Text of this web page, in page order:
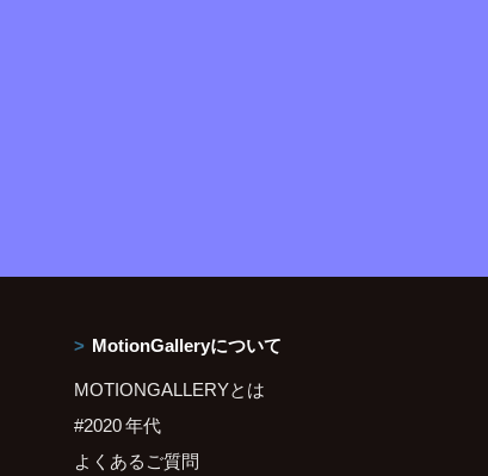
MotionGalleryについて
MOTIONGALLERYとは
#2020 年代
よくあるご質問